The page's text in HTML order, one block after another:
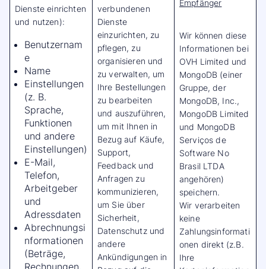
Dienste einrichten
und nutzen):
Benutzernam
e
Name
Einstellungen
(z. B.
Sprache,
Funktionen
und andere
Einstellungen)
E-Mail,
Telefon,
Arbeitgeber
und
Adressdaten
Abrechnungsi
nformationen
(Beträge,
Rechnungen,
verbundenen
Dienste
einzurichten, zu
pflegen, zu
organisieren und
zu verwalten, um
Ihre Bestellungen
zu bearbeiten
und auszuführen,
um mit Ihnen in
Bezug auf Käufe,
Support,
Feedback und
Anfragen zu
kommunizieren,
um Sie über
Sicherheit,
Datenschutz und
andere
Ankündigungen in
Empfänger
Wir können diese
Informationen bei
OVH Limited und
MongoDB (einer
Gruppe, der
MongoDB, Inc.,
MongoDB Limited
und MongoDB
Serviços de
Software No
Brasil LTDA
angehören)
speichern.
Wir verarbeiten
keine
Zahlungsinformati
onen direkt (z.B.
Ihre